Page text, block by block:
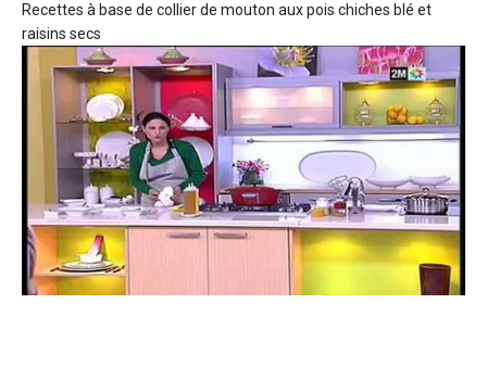
Recettes à base de collier de mouton aux pois chiches blé et
raisins secs